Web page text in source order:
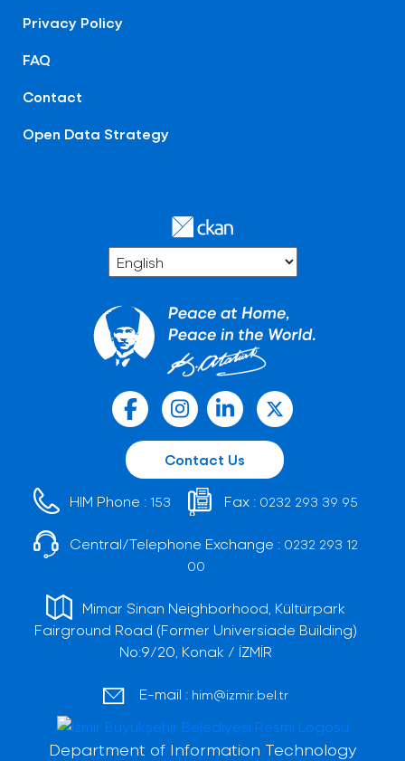
Privacy Policy
FAQ
Contact
Open Data Strategy
Contact Us
HIM Phone : 153 Fax : 0232 293 39 95
Central/Telephone Exchange : 0232 293 12
00
Mimar Sinan Neighborhood, Kültürpark
Fairground Road (Former Universiade Building)
No:9/20, Konak / İZMİR
E-mail : him@izmir.bel.tr
Department of Information Technology